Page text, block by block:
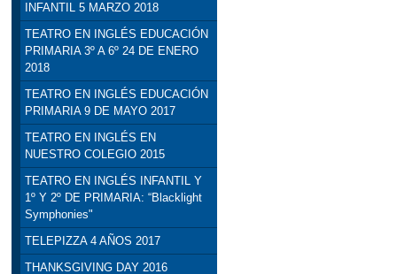
INFANTIL 5 MARZO 2018
TEATRO EN INGLÉS EDUCACIÓN
PRIMARIA 3º A 6º 24 DE ENERO
2018
TEATRO EN INGLÉS EDUCACIÓN
PRIMARIA 9 DE MAYO 2017
TEATRO EN INGLÉS EN
NUESTRO COLEGIO 2015
TEATRO EN INGLÉS INFANTIL Y
1º Y 2º DE PRIMARIA: “Blacklight
Symphonies"
TELEPIZZA 4 AÑOS 2017
THANKSGIVING DAY 2016